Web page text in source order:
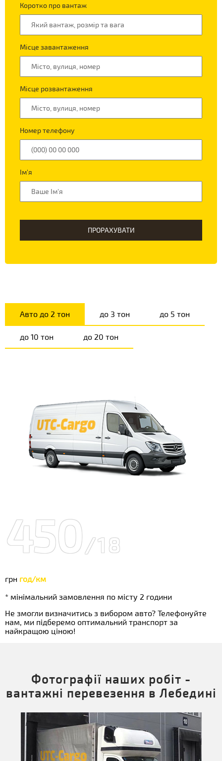
Коротко про вантаж
Місце завантаження
Місце розвантаження
Номер телефону
Ім'я
ПРОРАХУВАТИ
Авто до 2 тон до 3 тон до 5 тон
до 10 тон до 20 тон
450/18
грн год/км
* мінімальний замовлення по місту 2 години
Не змогли визначитись з вибором авто? Телефонуйте
нам, ми підберемо оптимальний транспорт за
найкращою ціною!
Фотографії наших робіт -
вантажні перевезення в Лебедині